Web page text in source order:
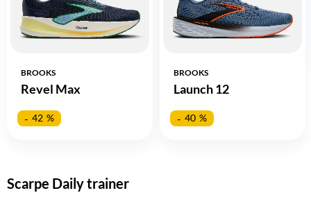
BROOKS
Revel Max
42
BROOKS
Launch 12
40
Scarpe Daily trainer